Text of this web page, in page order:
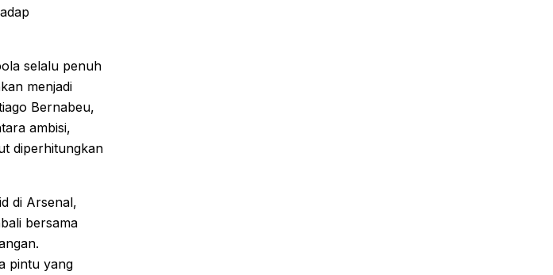
selalu penuh
menjadi
Bernabeu,
ambisi,
diperhitungkan
di Arsenal,
bersama
pintu yang